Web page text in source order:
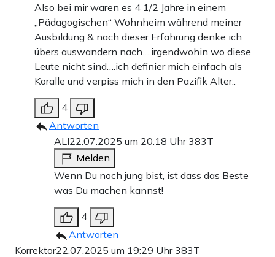
Also bei mir waren es 4 1/2 Jahre in einem
„Pädagogischen“ Wohnheim während meiner
Ausbildung & nach dieser Erfahrung denke ich
übers auswandern nach….irgendwohin wo diese
Leute nicht sind….ich definier mich einfach als
Koralle und verpiss mich in den Pazifik Alter..
4
Antworten
ALI22.07.2025 um 20:18 Uhr383T
Melden
Wenn Du noch jung bist, ist dass das Beste
was Du machen kannst!
4
Antworten
Korrektor22.07.2025 um 19:29 Uhr383T